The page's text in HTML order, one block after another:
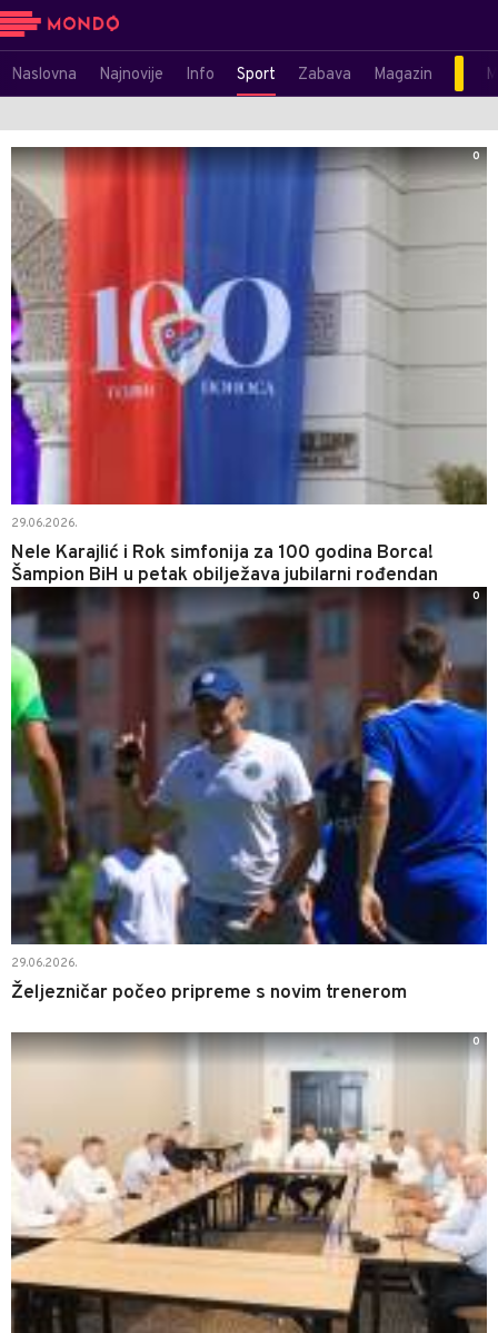
Naslovna Najnovije Info Sport Zabava Magazin
29.06.2026.
Nele Karajlić i Rok simfonija za 100 godina Borca!
Šampion BiH u petak obilježava jubilarni rođendan
0
29.06.2026.
Željezničar počeo pripreme s novim trenerom
0
0